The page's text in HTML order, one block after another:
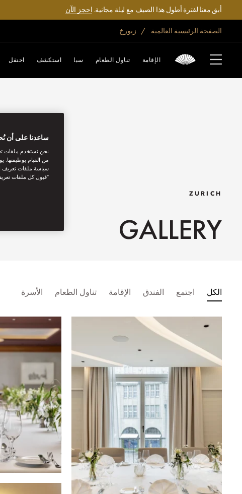
أبق معنا لفترة أطول هذا الصيف مع ليلة مجانية.احجز الآن
الصفحة الرئيسية العالمية زيورخ
الإقامة تناول الطعام سبا استكشف احتفل
ZURICH
GALLERY
الكل اجتمع الفندق الإقامة تناول الطعام الأسرة
ساعدنا على أن
نحن نستخدم ملفات
من القيام بوظيفتها.
سياسة ملفات تعريف
“قبول كل ملفات